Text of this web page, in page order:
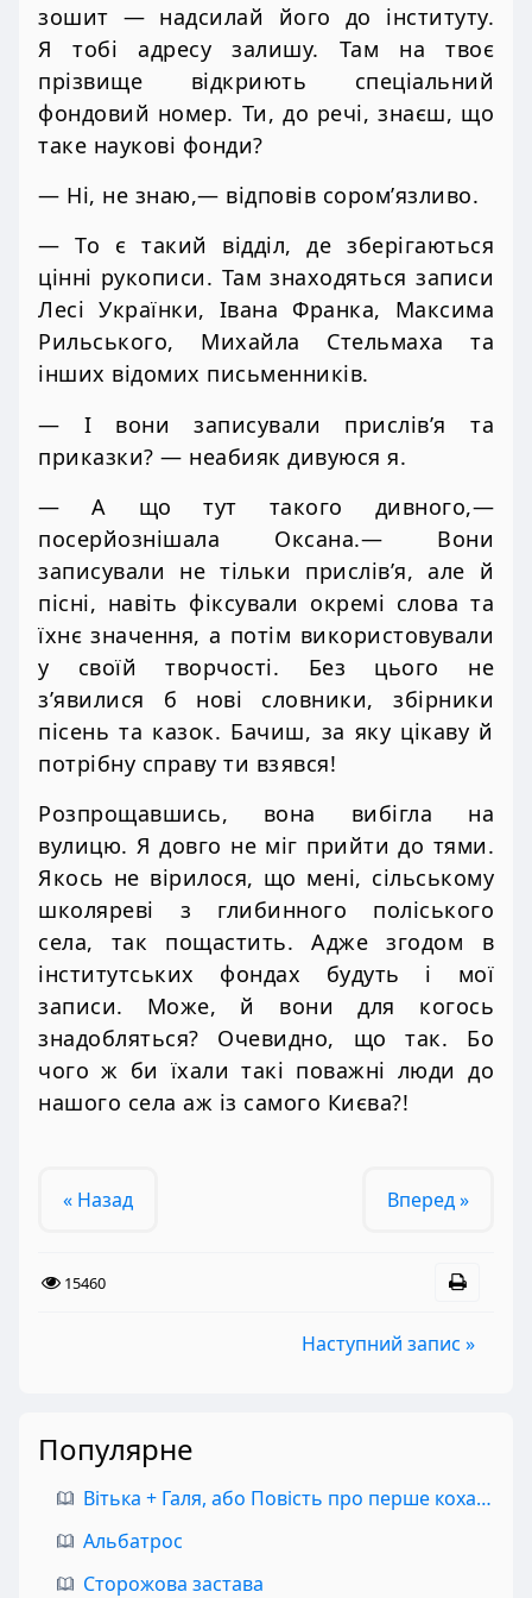
зошит — надсилай його до інституту.
Я тобі адресу залишу. Там на твоє
прізвище відкриють спеціальний
фондовий номер. Ти, до речі, знаєш, що
таке наукові фонди?
— Ні, не знаю,— відповів сором’язливо.
— То є такий відділ, де зберігаються
цінні рукописи. Там знаходяться записи
Лесі Українки, Івана Франка, Максима
Рильського, Михайла Стельмаха та
інших відомих письменників.
— І вони записували прислів’я та
приказки? — неабияк дивуюся я.
— А що тут такого дивного,—
посерйознішала Оксана.— Вони
записували не тільки прислів’я, але й
пісні, навіть фіксували окремі слова та
їхнє значення, а потім використовували
у своїй творчості. Без цього не
з’явилися б нові словники, збірники
пісень та казок. Бачиш, за яку цікаву й
потрібну справу ти взявся!
Розпрощавшись, вона вибігла на
вулицю. Я довго не міг прийти до тями.
Якось не вірилося, що мені, сільському
школяреві з глибинного поліського
села, так пощастить. Адже згодом в
інститутських фондах будуть і мої
записи. Може, й вони для когось
знадобляться? Очевидно, що так. Бо
чого ж би їхали такі поважні люди до
нашого села аж із самого Києва?!
« Назад Вперед »
15460
Наступний запис »
Популярне
Вітька + Галя, або Повість про перше кохання
Альбатрос
Сторожова застава